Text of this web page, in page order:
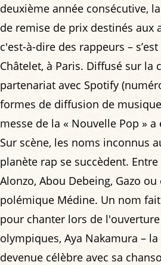
deuxième année consécutive,
de remise de prix destinés aux
c'est-à-dire des rappeurs –
Châtelet, à Paris. Diffusé sur la
partenariat avec Spotify
formes de diffusion de
messe de la « Nouvelle Pop »
Sur scène, les noms inconnus
planète rap se succèdent.
Alonzo, Abou Debeing, Gazo
polémique Médine. Un nom
pour chanter lors de l'ouverture
olympiques, Aya Nakamura –
devenue célèbre avec sa